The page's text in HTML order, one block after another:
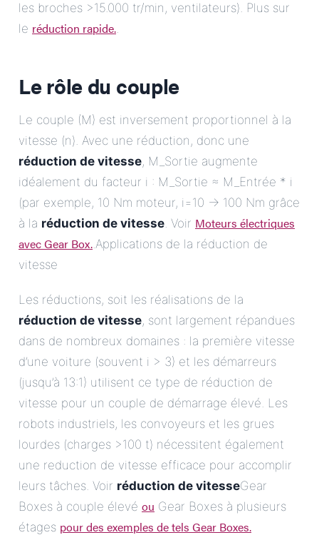
les broches >15.000 tr/min, ventilateurs). Plus sur
le réduction rapide..
Le rôle du couple
Le couple (M) est inversement proportionnel à la
vitesse (n). Avec une réduction, donc une
réduction de vitesse, M_Sortie augmente
idéalement du facteur i : M_Sortie ≈ M_Entrée * i
(par exemple, 10 Nm moteur, i=10 -> 100 Nm grâce
à la réduction de vitesse. Voir Moteurs électriques
avec Gear Box..Applications de la réduction de
vitesse
Les réductions, soit les réalisations de la
réduction de vitesse, sont largement répandues
dans de nombreux domaines : la première vitesse
d’une voiture (souvent i > 3) et les démarreurs
(jusqu’à 13:1) utilisent ce type de réduction de
vitesse pour un couple de démarrage élevé. Les
robots industriels, les convoyeurs et les grues
lourdes (charges >100 t) nécessitent également
une reduction de vitesse efficace pour accomplir
leurs tâches. Voir réduction de vitesseGear
Boxes à couple élevé ou Gear Boxes à plusieurs
étages pour des exemples de tels Gear Boxes.